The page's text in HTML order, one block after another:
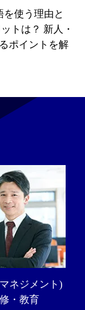
を使う理由と
トは？ 新人・
ポイントを解
ネジメント)
・教育